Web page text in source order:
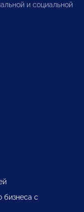
и социальной
бизнеса с